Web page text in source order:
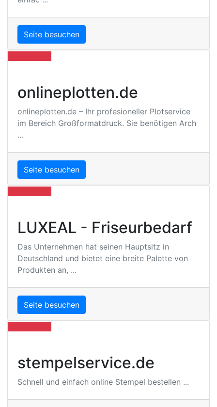
Seite besuchen
onlineplotten.de
onlineplotten.de – Ihr profesioneller Plotservice
im Bereich Großformatdruck. Sie benötigen Arch
...
Seite besuchen
LUXEAL - Friseurbedarf
Das Unternehmen hat seinen Hauptsitz in
Deutschland und bietet eine breite Palette von
Produkten an, ...
Seite besuchen
stempelservice.de
Schnell und einfach online Stempel bestellen ...